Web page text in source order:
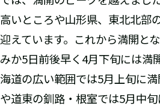
高いところや山形県、東北北部
迎えています。これから満開と
みか5日前後早く4月下旬には満
海道の広い範囲では5月上旬に
や道東の釧路・根室では5月中